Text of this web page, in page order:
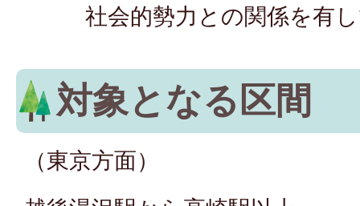
社会的勢力との関係を有
対象となる区間
（東京方面）